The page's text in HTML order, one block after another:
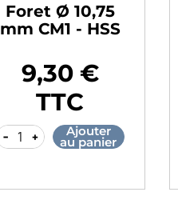
Foret Ø 10,75
mm CM1 - HSS
9,30 €
TTC
- + Ajouter
au panier